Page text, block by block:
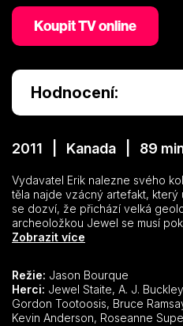
Koupit TV online
Hodnocení:
2011 | Kanada | 89
Vydavatel Erik nalezne svého
těla najde vzácný artefakt,
se dozví, že přichází velká
archeoložkou Jewel se musí
nebezpečí. O artefakt se však
jen pár hodin…
Zobrazit více
Režie: Jason Bourque
Herci:
Gordon Tootoosis, Bruce Ramsay, Hiro Kanagawa, Matthew
Kevin Anderson, Roseanne